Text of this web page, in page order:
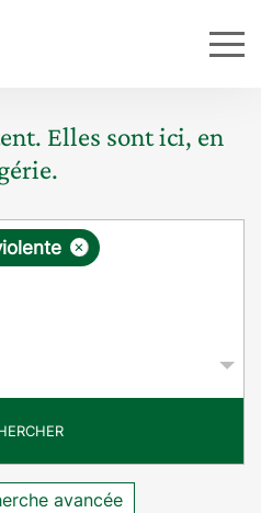
Elles sont ici, en
×
avancée